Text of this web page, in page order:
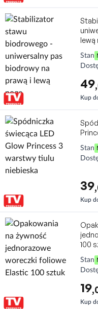
lewą
Stan
49
Kup
Stan
39
Kup
100
Stan
19
Kup